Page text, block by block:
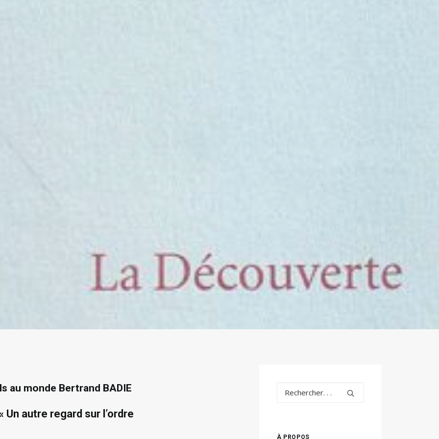
au monde Bertrand BADIE
autre regard sur l’ordre
À PROPOS